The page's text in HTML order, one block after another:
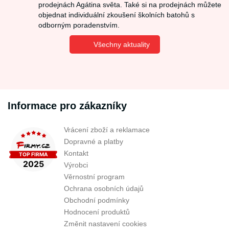
prodejnách Agátina světa. Také si na prodejnách můžete
objednat individuální zkoušení školních batohů s
odborným poradenstvím.
Všechny aktuality
Informace pro zákazníky
Vrácení zboží a reklamace
Dopravné a platby
Kontakt
Výrobci
Věrnostní program
Ochrana osobních údajů
Obchodní podmínky
Hodnocení produktů
Změnit nastavení cookies